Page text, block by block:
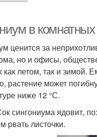
в
ценится за
но и офисы,
как летом, так и зимой.
растение может
ниже 12 °С.
сингониума ядовит,
рвать листочки.